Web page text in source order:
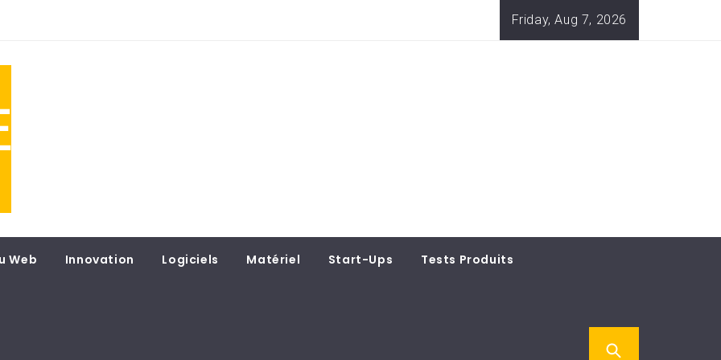
Friday, Aug 7, 2026
Web Innovation Logiciels Matériel Start-Ups Tests Produits